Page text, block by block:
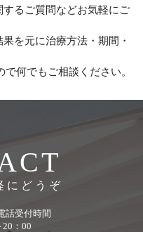
るご質問などお気軽にご
を元に治療方法・期間・
何でもご相談ください。
にどうぞ
話受付時間
20：00